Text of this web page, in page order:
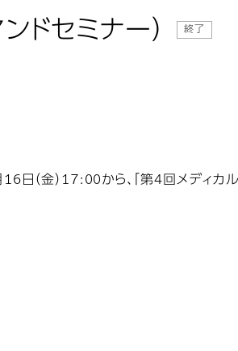
ドセミナー）
終了
（金）17:00から、「第4回メディカ